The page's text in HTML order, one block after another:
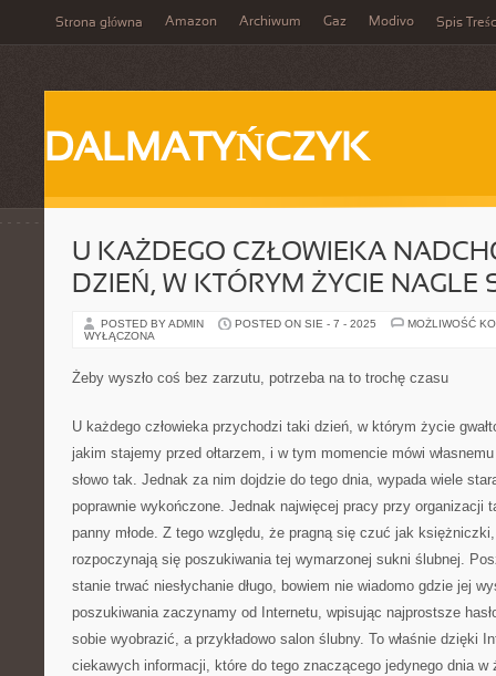
Strona główna Amazon Archiwum Gaz Modivo Spis
DALMATYŃCZYK
U KAŻDEGO CZŁOWIEKA
DZIEŃ, W KTÓRYM ŻYCIE NAGLE
POSTED BY ADMIN POSTED ON SIE - 7 - 2025
MOŻLIWOŚĆ
WYŁĄCZONA
Żeby wyszło coś bez zarzutu, potrzeba na to trochę czasu
U każdego człowieka przychodzi taki dzień, w którym życie
jakim stajemy przed ołtarzem, i w tym momencie mówi
słowo tak. Jednak za nim dojdzie do tego dnia, wypada wiele
poprawnie wykończone. Jednak najwięcej pracy przy organizacji
panny młode. Z tego względu, że pragną się czuć jak
rozpoczynają się poszukiwania tej wymarzonej sukni ślubnej.
stanie trwać niesłychanie długo, bowiem nie wiadomo gdzie jej
poszukiwania zaczynamy od Internetu, wpisując najprostsze
sobie wyobrazić, a przykładowo salon ślubny. To właśnie dzięki
ciekawych informacji, które do tego znaczącego jedynego dnia w